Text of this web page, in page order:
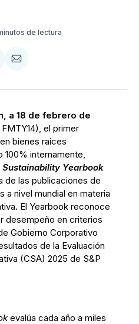
de lectura
Compartir
Email
a 18 de febrero de
el primer
bienes raíces
100% internamente,
Sustainability Yearbook
de las publicaciones de
a nivel mundial en materia
El Yearbook reconoce
desempeño en criterios
Gobierno Corporativo
de la Evaluación
(CSA) 2025 de S&P
evalúa cada año a miles